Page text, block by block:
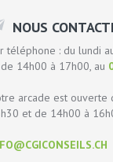
NOUS
téléphone : du lundi
14h00 à 17h00, au
arcade est ouverte
et de 14h00 à